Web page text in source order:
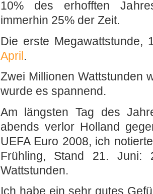
10% des erhofften
immerhin 25% der Zeit.
Die erste
April.
Zwei Millionen Wattstunden
wurde es spannend.
Am längsten Tag des
abends verlor Holland
UEFA Euro 2008, ich
Frühling, Stand 21. Juni:
Wattstunden.
Ich habe ein sehr gutes